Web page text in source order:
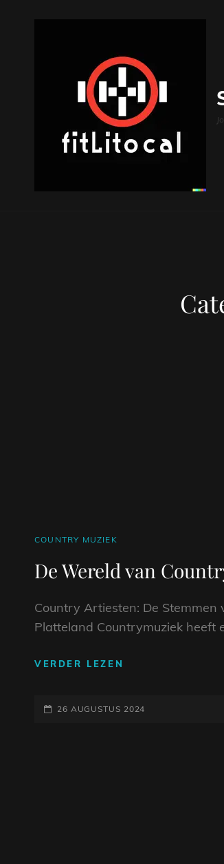
CAT
COUNTRY MUZIEK
De Wereld van
Country Artiesten: De
Platteland Countrymuziek heeft
VERDER LEZEN
COUNTRY
GEPLAATST
26 AUGUSTUS 2024